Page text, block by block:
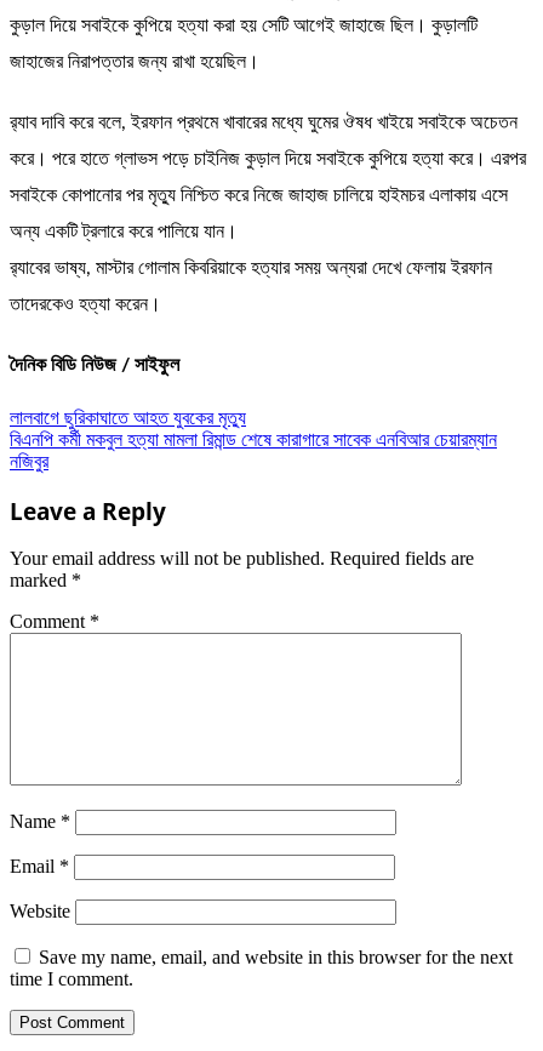
কুড়াল দিয়ে সবাইকে কুপিয়ে হত্যা করা হয় সেটি আগেই জাহাজে ছিল। কুড়ালটি
জাহাজের নিরাপত্তার জন্য রাখা হয়েছিল।
র‌্যাব দাবি করে বলে, ইরফান প্রথমে খাবারের মধ্যে ঘুমের ঔষধ খাইয়ে সবাইকে অচেতন
করে। পরে হাতে গ্লাভস পড়ে চাইনিজ কুড়াল দিয়ে সবাইকে কুপিয়ে হত্যা করে। এরপর
সবাইকে কোপানোর পর মৃত্যু নিশ্চিত করে নিজে জাহাজ চালিয়ে হাইমচর এলাকায় এসে
অন্য একটি ট্রলারে করে পালিয়ে যান।
র‌্যাবের ভাষ্য, মাস্টার গোলাম কিবরিয়াকে হত্যার সময় অন্যরা দেখে ফেলায় ইরফান
তাদেরকেও হত্যা করেন।
দৈনিক বিডি নিউজ / সাইফুল
Post
navigation
লালবাগে ছুরিকাঘাতে আহত যুবকের মৃত্যু
বিএনপি কর্মী মকবুল হত্যা মামলা রিমান্ড শেষে কারাগারে সাবেক এনবিআর চেয়ারম্যান
নজিবুর
Leave a Reply
Your email address will not be published. Required fields are
marked *
Comment *
Name *
Email *
Website
Save my name, email, and website in this browser for the next
time I comment.